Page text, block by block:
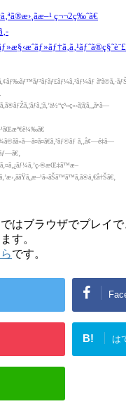
はブラウザでプレイ
す。
です。
B! は